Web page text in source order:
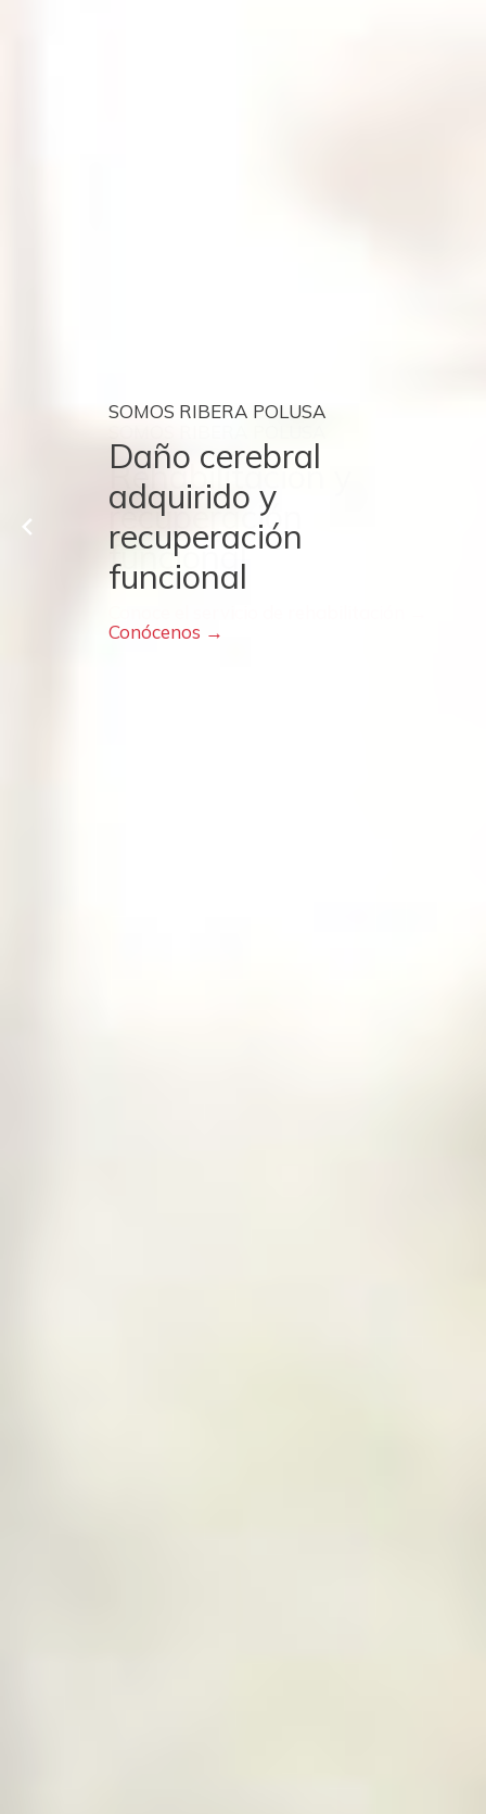
SOMOS RIBERA POLUSA
Daño cerebral
adquirido y
recuperación
funcional
Conócenos →
Rehabilitación y
recuperación
funcional